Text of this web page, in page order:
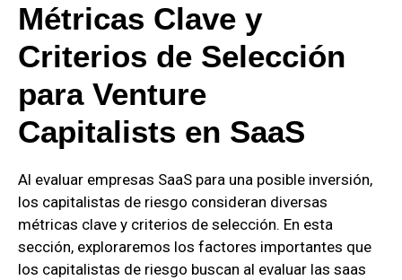
Métricas Clave y
Criterios de Selección
para Venture
Capitalists en SaaS
Al evaluar empresas SaaS para una posible inversión,
los capitalistas de riesgo consideran diversas
métricas clave y criterios de selección. En esta
sección, exploraremos los factores importantes que
los capitalistas de riesgo buscan al evaluar las saas